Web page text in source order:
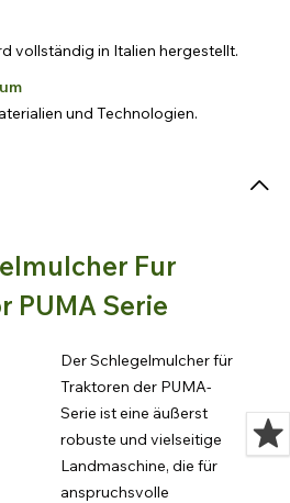
vollständig in Italien hergestellt.
und Technologien.
Fur
PUMA Serie
Der Schlegelmulcher für
Traktoren der PUMA-
Serie ist eine äußerst
robuste und vielseitige
Landmaschine, die für
anspruchsvolle